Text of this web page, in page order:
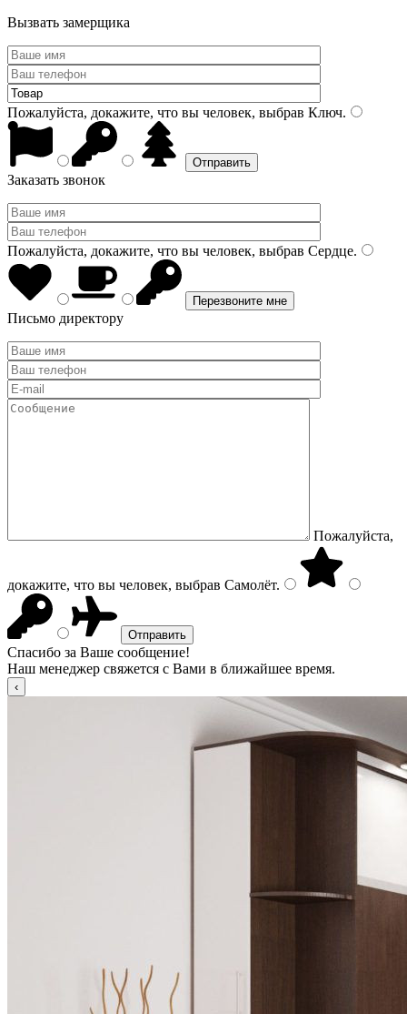
Вызвать замерщика
Пожалуйста, докажите, что вы человек, выбрав Ключ.
Заказать звонок
Пожалуйста, докажите, что вы человек, выбрав Сердце.
Письмо директору
Пожалуйста,
докажите, что вы человек, выбрав Самолёт.
Спасибо за Ваше сообщение!
Наш менеджер свяжется с Вами в ближайшее время.